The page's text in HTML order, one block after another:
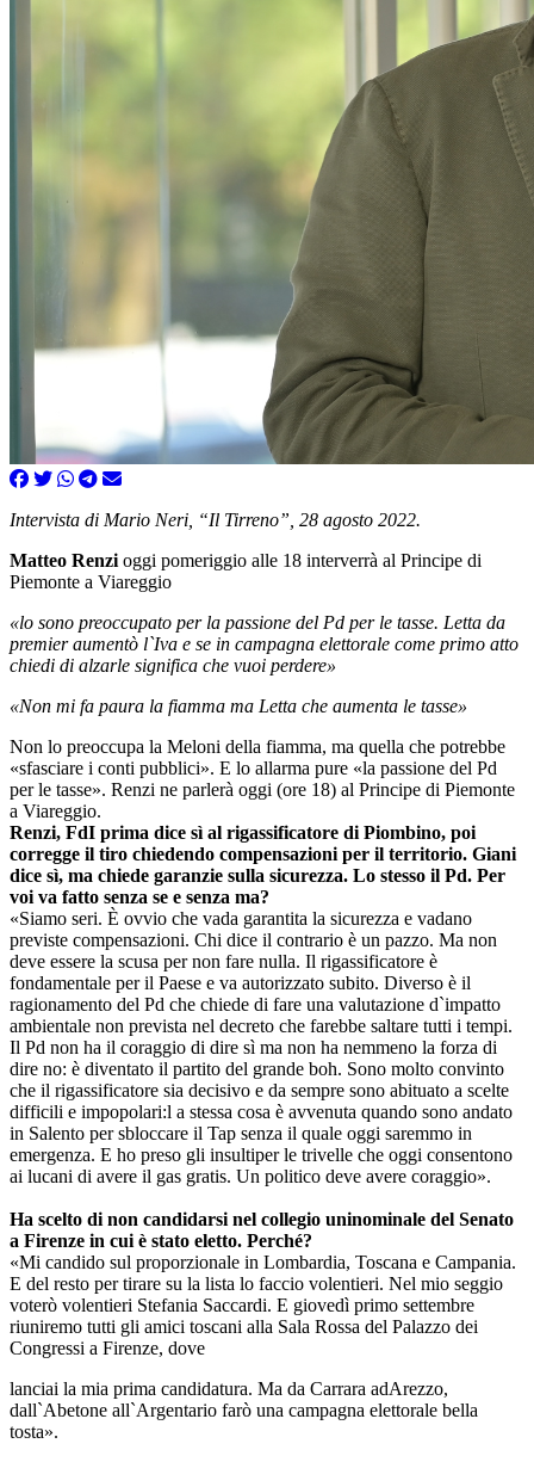
Intervista di Mario Neri, “Il Tirreno”, 28 agosto 2022.
Matteo Renzi oggi pomeriggio alle 18 interverrà al Principe di
Piemonte a Viareggio
«lo sono preoccupato per la passione del Pd per le tasse. Letta da
premier aumentò l`Iva e se in campagna elettorale come primo atto
chiedi di alzarle significa che vuoi perdere»
«Non mi fa paura la fiamma ma Letta che aumenta le tasse»
Non lo preoccupa la Meloni della fiamma, ma quella che potrebbe
«sfasciare i conti pubblici». E lo allarma pure «la passione del Pd
per le tasse». Renzi ne parlerà oggi (ore 18) al Principe di Piemonte
a Viareggio.
Renzi, FdI prima dice sì al rigassificatore di Piombino, poi
corregge il tiro chiedendo compensazioni per il territorio. Giani
dice sì, ma chiede garanzie sulla sicurezza. Lo stesso il Pd. Per
voi va fatto senza se e senza ma?
«Siamo seri. È ovvio che vada garantita la sicurezza e vadano
previste compensazioni. Chi dice il contrario è un pazzo. Ma non
deve essere la scusa per non fare nulla. Il rigassificatore è
fondamentale per il Paese e va autorizzato subito. Diverso è il
ragionamento del Pd che chiede di fare una valutazione d`impatto
ambientale non prevista nel decreto che farebbe saltare tutti i tempi.
Il Pd non ha il coraggio di dire sì ma non ha nemmeno la forza di
dire no: è diventato il partito del grande boh. Sono molto convinto
che il rigassificatore sia decisivo e da sempre sono abituato a scelte
difficili e impopolari:l a stessa cosa è avvenuta quando sono andato
in Salento per sbloccare il Tap senza il quale oggi saremmo in
emergenza. E ho preso gli insultiper le trivelle che oggi consentono
ai lucani di avere il gas gratis. Un politico deve avere coraggio».
Ha scelto di non candidarsi nel collegio uninominale del Senato
a Firenze in cui è stato eletto. Perché?
«Mi candido sul proporzionale in Lombardia, Toscana e Campania.
E del resto per tirare su la lista lo faccio volentieri. Nel mio seggio
voterò volentieri Stefania Saccardi. E giovedì primo settembre
riuniremo tutti gli amici toscani alla Sala Rossa del Palazzo dei
Congressi a Firenze, dove
lanciai la mia prima candidatura. Ma da Carrara adArezzo,
dall`Abetone all`Argentario farò una campagna elettorale bella
tosta».